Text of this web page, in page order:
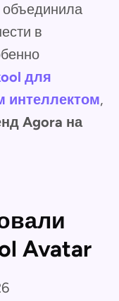
объединила
в
для
интеллектом,
Agora на
Avatar